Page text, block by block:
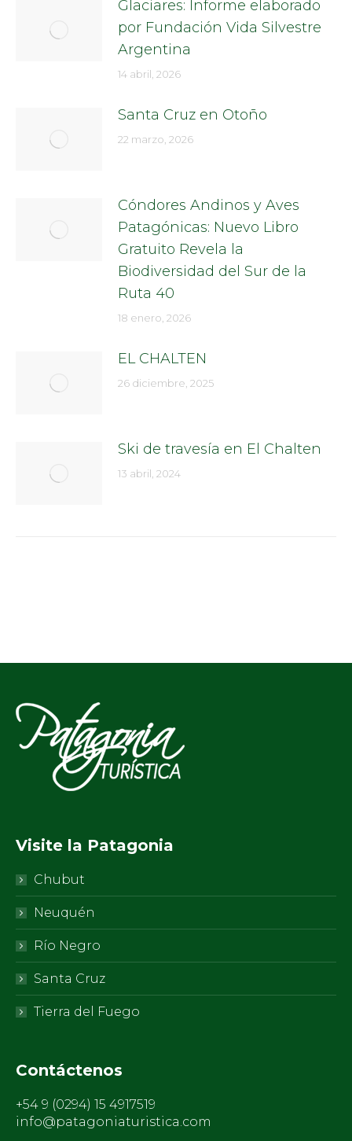
Glaciares: Informe elaborado
por Fundación Vida Silvestre
Argentina
14 abril, 2026
Santa Cruz en Otoño
22 marzo, 2026
Cóndores Andinos y Aves
Patagónicas: Nuevo Libro
Gratuito Revela la
Biodiversidad del Sur de la
Ruta 40
18 enero, 2026
EL CHALTEN
26 diciembre, 2025
Ski de travesía en El Chalten
13 abril, 2024
Visite la Patagonia
Chubut
Neuquén
Río Negro
Santa Cruz
Tierra del Fuego
Contáctenos
+54 9 (0294) 15 4917519
info@patagoniaturistica.com